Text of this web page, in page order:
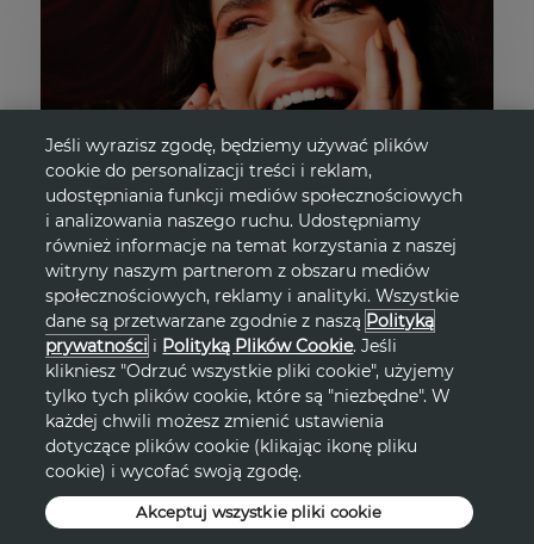
Jeśli wyrazisz zgodę, będziemy używać plików
cookie do personalizacji treści i reklam,
udostępniania funkcji mediów społecznościowych
i analizowania naszego ruchu. Udostępniamy
również informacje na temat korzystania z naszej
witryny naszym partnerom z obszaru mediów
społecznościowych, reklamy i analityki. Wszystkie
dane są przetwarzane zgodnie z naszą Polityką
prywatności i Polityką Plików Cookie. Jeśli
klikniesz "Odrzuć wszystkie pliki cookie", użyjemy
tylko tych plików cookie, które są "niezbędne". W
każdej chwili możesz zmienić ustawienia
dotyczące plików cookie (klikając ikonę pliku
cookie) i wycofać swoją zgodę.
Akceptuj wszystkie pliki cookie